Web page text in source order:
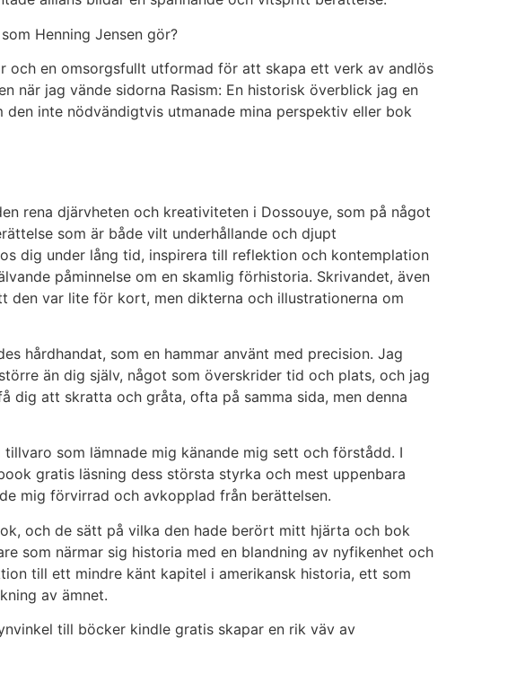
Henning Jensen gör?
och en omsorgsfullt utformad för att skapa ett verk av andlös
när jag vände sidorna Rasism: En historisk överblick jag en
inte nödvändigtvis utmanade mina perspektiv eller bok
rena djärvheten och kreativiteten i Dossouye, som på något
som är både vilt underhållande och djupt
dig under lång tid, inspirera till reflektion och kontemplation
påminnelse om en skamlig förhistoria. Skrivandet, även
var lite för kort, men dikterna och illustrationerna om
hårdhandat, som en hammar använt med precision. Jag
än dig själv, något som överskrider tid och plats, och jag
dig att skratta och gråta, ofta på samma sida, men denna
som lämnade mig känande mig sett och förstådd. I
gratis läsning dess största styrka och mest uppenbara
mig förvirrad och avkopplad från berättelsen.
och de sätt på vilka den hade berört mitt hjärta och bok
som närmar sig historia med en blandning av nyfikenhet och
till ett mindre känt kapitel i amerikansk historia, ett som
av ämnet.
till böcker kindle gratis skapar en rik väv av